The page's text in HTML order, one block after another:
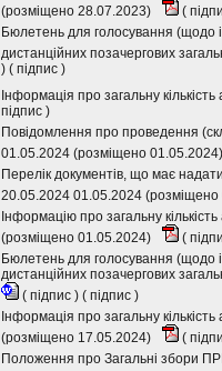
(розміщено 28.07.2023)
(
Бюлетень для голосування (щодо
дистанційних позачергових
) ( підпис )
Інформація про загальну
підпис )
Повідомлення про проведення
01.05.2024 (розміщено 01.05.2024)
Перелік документів, що має
20.05.2024 01.05.2024
Інформацію про загальну
(розміщено 01.05.2024)
(
Бюлетень для голосування (щодо
дистанційних позачергових
( підпис ) ( підпис )
Інформація про загальну
(розміщено 17.05.2024)
(
Положення про Загальні